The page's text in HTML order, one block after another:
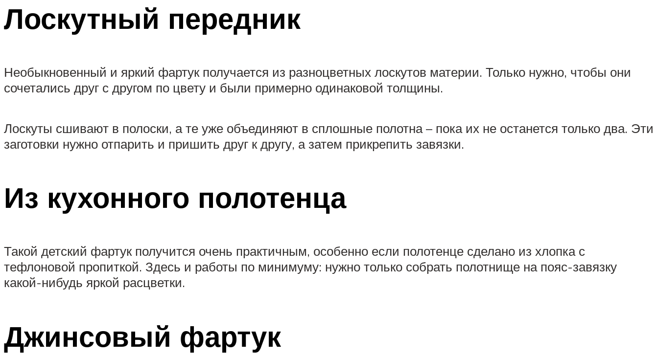
Лоскутный передник
Необыкновенный и яркий фартук получается из разноцветных лоскутов материи. Только нужно, чтобы они
сочетались друг с другом по цвету и были примерно одинаковой толщины.
Лоскуты сшивают в полоски, а те уже объединяют в сплошные полотна – пока их не останется только два. Эти
заготовки нужно отпарить и пришить друг к другу, а затем прикрепить завязки.
Из кухонного полотенца
Такой детский фартук получится очень практичным, особенно если полотенце сделано из хлопка с
тефлоновой пропиткой. Здесь и работы по минимуму: нужно только собрать полотнище на пояс-завязку
какой-нибудь яркой расцветки.
Джинсовый фартук